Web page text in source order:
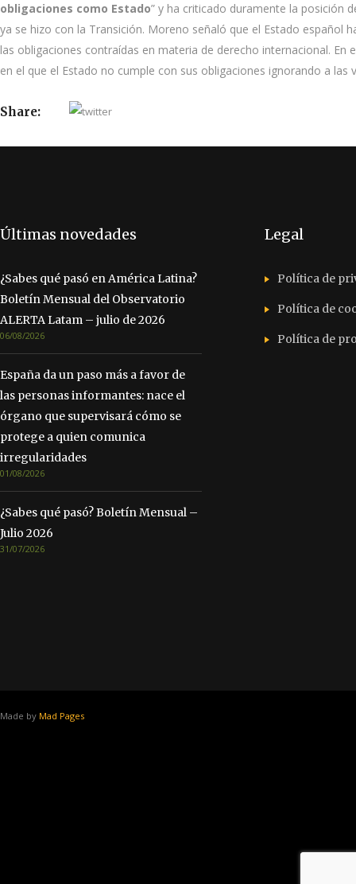
obligaciones como Estado” y ha criticado duramente la posición
ya se hizo con la Transición. Moreno señaló que el Estado español
las obligaciones contraídas en materia de derecho internacional. En
en el que el Estado no cumple con sus obligaciones ignorando a
Share:
Últimas novedades
¿Sabes qué pasó en América Latina?
Boletín Mensual del Observatorio
ALERTA Latam – julio de 2026
06/08/2026
España da un paso más a favor de
las personas informantes: nace el
órgano que supervisará cómo se
protege a quien comunica
irregularidades
01/08/2026
¿Sabes qué pasó? Boletín Mensual –
Julio 2026
31/07/2026
Legal
Política de
Política de
Política de
Made by Mad Pages